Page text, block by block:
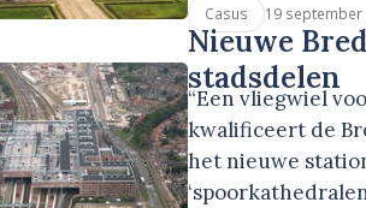
Casus 19 september
Nieuwe
stadsdelen
“Een vliegwiel
kwalificeert de
het nieuwe